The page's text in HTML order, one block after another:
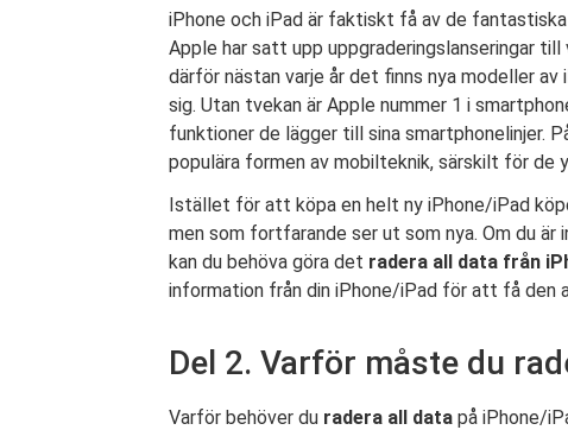
iPhone och iPad är faktiskt få av de
Apple har satt upp uppgraderingslanseringar
därför nästan varje år det finns nya modeller
sig. Utan tvekan är Apple nummer 1 i
funktioner de lägger till sina smartphonelinjer.
populära formen av mobilteknik, särskilt för de
Istället för att köpa en helt ny iPhone/iPad
men som fortfarande ser ut som nya. Om du
kan du behöva göra det radera all data från
information från din iPhone/iPad för att få den
Del 2. Varför måste du
Varför behöver du radera all data på iPhone/